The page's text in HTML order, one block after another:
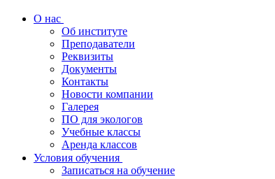
О нас
Об институте
Преподаватели
Реквизиты
Документы
Контакты
Новости компании
Галерея
ПО для экологов
Учебные классы
Аренда классов
Условия обучения
Записаться на обучение